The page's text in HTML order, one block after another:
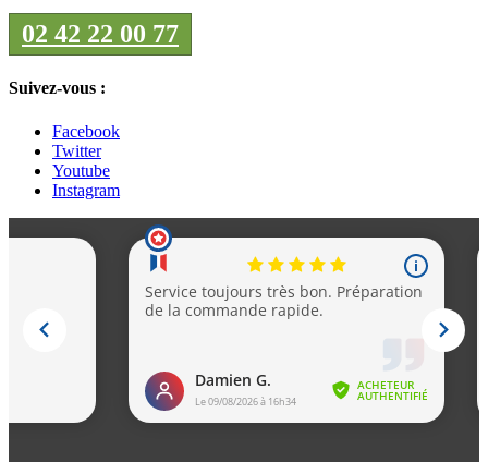
02 42 22 00 77
Suivez-vous :
Facebook
Twitter
Youtube
Instagram